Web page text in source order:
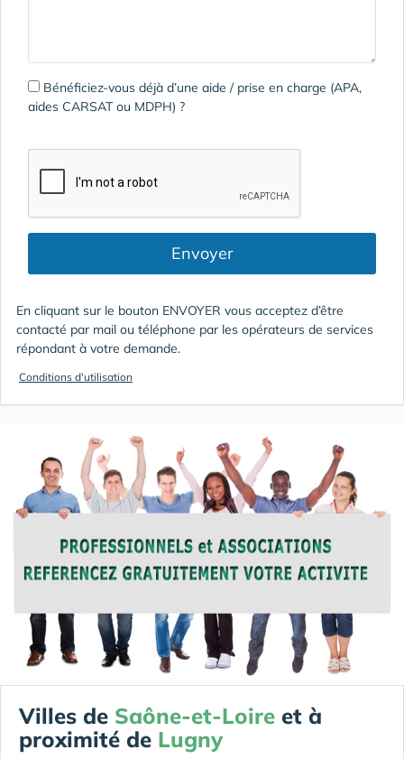
Bénéficiez-vous déjà d’une aide / prise en charge (APA,
aides CARSAT ou MDPH) ?
Envoyer
En cliquant sur le bouton ENVOYER vous acceptez d’être
contacté par mail ou téléphone par les opérateurs de services
répondant à votre demande.
Conditions d'utilisation
Villes de Saône-et-Loire et à
proximité de Lugny